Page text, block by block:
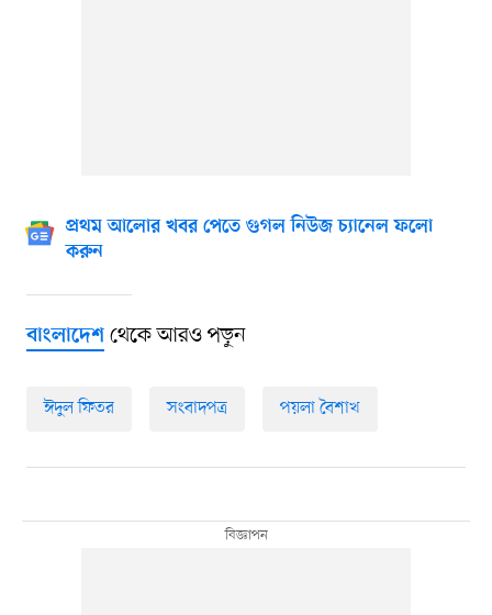
প্রথম আলোর খবর পেতে গুগল নিউজ চ্যানেল ফলো
করুন
বাংলাদেশথেকে আরও পড়ুন
ঈদুল ফিতর সংবাদপত্র পয়লা বৈশাখ